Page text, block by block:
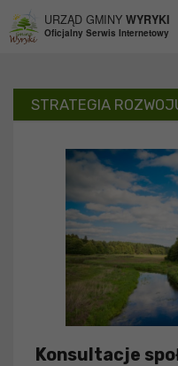
URZĄD GMINY WYRYKI
Oficjalny Serwis Internetowy
STRATEGIA
Konsultacje